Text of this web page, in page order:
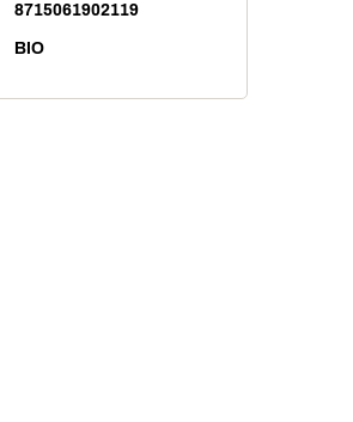
8715061902119
BIO